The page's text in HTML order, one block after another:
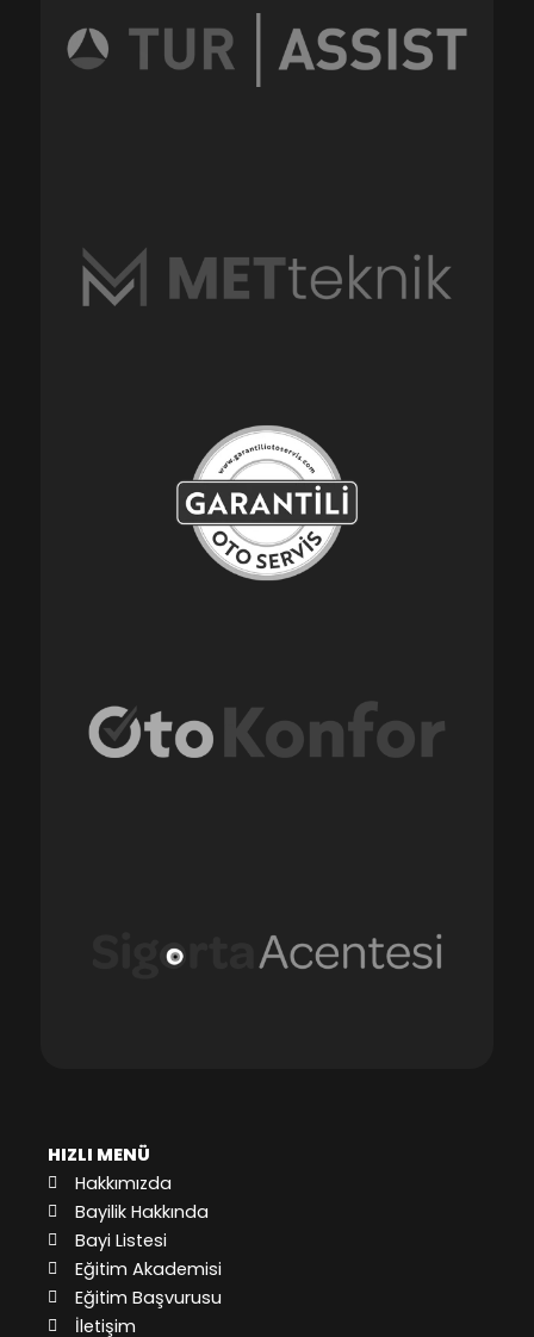
HIZLI MENÜ
Hakkımızda
Bayilik Hakkında
Bayi Listesi
Eğitim Akademisi
Eğitim Başvurusu
İletişim